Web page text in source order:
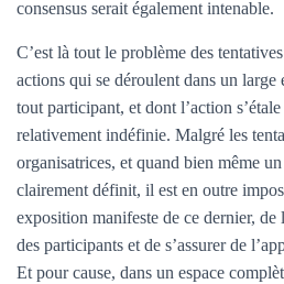
consensus serait également intenable.
C’est là tout le problème des
actions qui se déroulent dans un large
tout participant, et dont l’action
relativement indéfinie. Malgré les
organisatrices, et quand bien même
clairement définit, il est en outre
exposition manifeste de ce dernier, de
des participants et de s’assurer de
Et pour cause, dans un espace